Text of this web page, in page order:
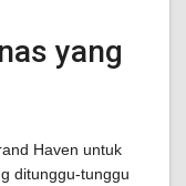
yang
Haven untuk
ditunggu-tunggu